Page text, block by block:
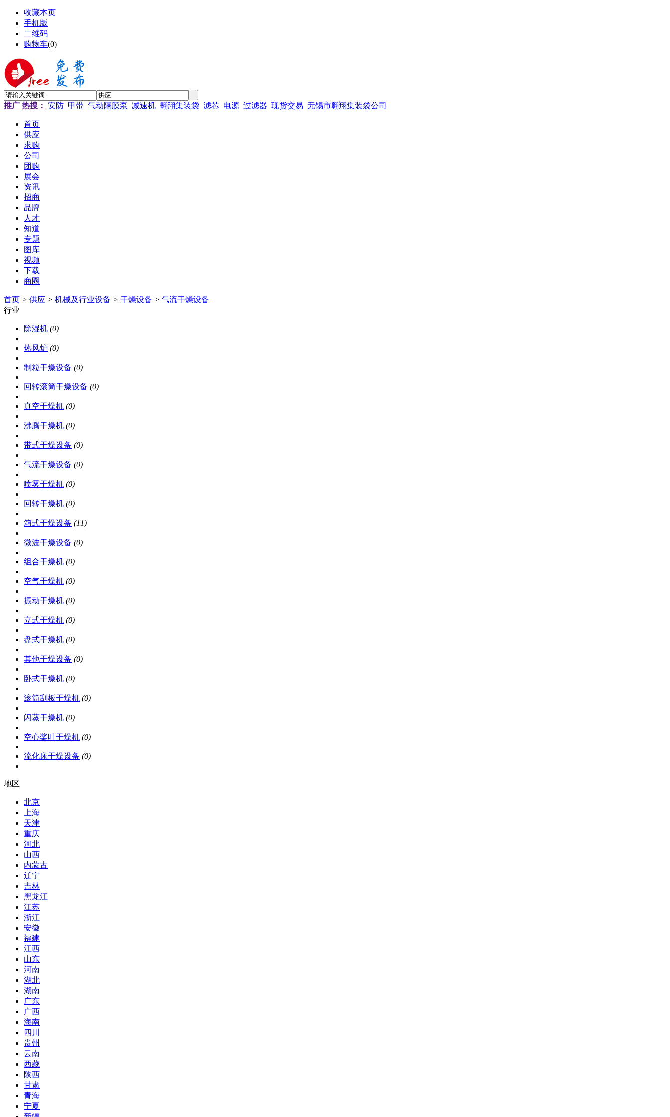
收藏本页
手机版
二维码
购物车(0)
推广 热搜： 安防 甲带 气动隔膜泵 减速机 翱翔集装袋 滤芯 电源 过滤器 现货交易 无锡市翱翔集装袋公司
首页
供应
求购
公司
团购
展会
资讯
招商
品牌
人才
知道
专题
图库
视频
下载
商圈
首页 > 供应 > 机械及行业设备 > 干燥设备 > 气流干燥设备
行业
除湿机 (0)
热风炉 (0)
制粒干燥设备 (0)
回转滚筒干燥设备 (0)
真空干燥机 (0)
沸腾干燥机 (0)
带式干燥设备 (0)
气流干燥设备 (0)
喷雾干燥机 (0)
回转干燥机 (0)
箱式干燥设备 (11)
微波干燥设备 (0)
组合干燥机 (0)
空气干燥机 (0)
振动干燥机 (0)
立式干燥机 (0)
盘式干燥机 (0)
其他干燥设备 (0)
卧式干燥机 (0)
滚筒刮板干燥机 (0)
闪蒸干燥机 (0)
空心桨叶干燥机 (0)
流化床干燥设备 (0)
地区
北京
上海
天津
重庆
河北
山西
内蒙古
辽宁
吉林
黑龙江
江苏
浙江
安徽
福建
江西
山东
河南
湖北
湖南
广东
广西
海南
四川
贵州
云南
西藏
陕西
甘肃
青海
宁夏